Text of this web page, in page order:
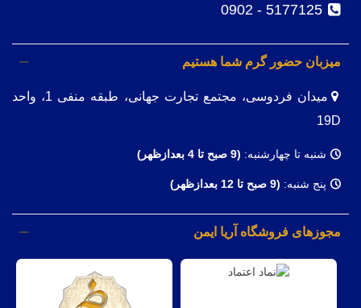
5177125 - 0902
میزبان حضور گرم شما هستیم
میدان فردوسی، مجتمع تجارت جهانی، طبقه منفی 1، واحد
19D
شنبه تا چهارشنبه: (9 صبح تا 4 بعدازظهر)
پنج شنبه: (9 صبح تا 12 بعدازظهر)
مجوزهای فروشگاه آریا ایمن